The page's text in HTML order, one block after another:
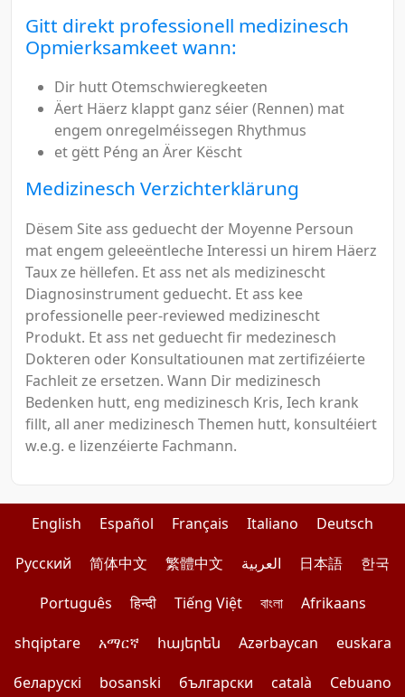
Gitt direkt professionell medizinesch
Opmierksamkeet wann:
Dir hutt Otemschwieregkeeten
Äert Häerz klappt ganz séier (Rennen) mat
engem onregelméissegen Rhythmus
et gëtt Péng an Ärer Këscht
Medizinesch Verzichterklärung
Dësem Site ass geduecht der Moyenne Persoun
mat engem geleeëntleche Interessi un hirem Häerz
Taux ze hëllefen. Et ass net als medizinescht
Diagnosinstrument geduecht. Et ass kee
professionelle peer-reviewed medizinescht
Produkt. Et ass net geduecht fir medezinesch
Dokteren oder Konsultatiounen mat zertifizéierte
Fachleit ze ersetzen. Wann Dir medizinesch
Bedenken hutt, eng medizinesch Kris, Iech krank
fillt, all aner medizinesch Themen hutt, konsultéiert
w.e.g. e lizenzéierte Fachmann.
English Español Français Italiano
Deutsch
Pусский
简体中文 繁體中文 العربية 日本語
한국
Português
हिन्दी Tiếng Việt বাংলা
Afrikaans
shqiptare
አማርኛ հայերեն Azərbaycan
euskara
беларускі
bosanski български català
Cebuano